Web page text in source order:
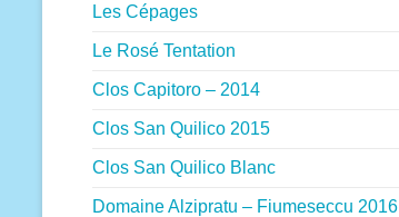
Les Cépages
Le Rosé Tentation
Clos Capitoro – 2014
Clos San Quilico 2015
Clos San Quilico Blanc
Domaine Alzipratu – Fiumeseccu 2016